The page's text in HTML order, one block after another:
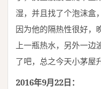
湿，并且找了个泡沫盒
因为他的隔热性很好，
上一瓶热水，另外一边
了吧，总之今天小茅屋
2016年9月22日：